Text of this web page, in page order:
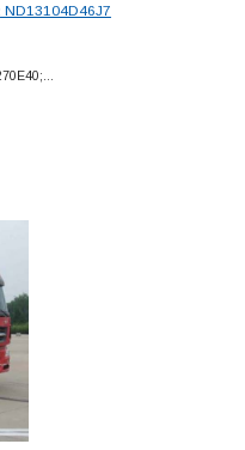
ND13104D46J7